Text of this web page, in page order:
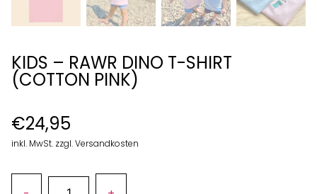
KIDS – RAWR DINO T-SHIRT
(COTTON PINK)
€24,95
inkl. MwSt. zzgl. Versandkosten